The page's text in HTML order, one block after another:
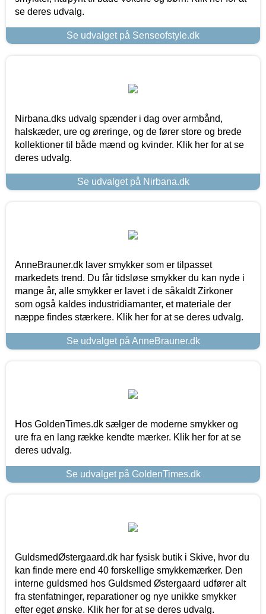
se deres udvalg.
Se udvalget på Senseofstyle.dk
Nirbana.dks udvalg spænder i dag over armbånd,
halskæder, ure og øreringe, og de fører store og brede
kollektioner til både mænd og kvinder. Klik her for at se
deres udvalg.
Se udvalget på Nirbana.dk
AnneBrauner.dk laver smykker som er tilpasset
markedets trend. Du får tidsløse smykker du kan nyde i
mange år, alle smykker er lavet i de såkaldt Zirkoner
som også kaldes industridiamanter, et materiale der
næppe findes stærkere. Klik her for at se deres udvalg.
Se udvalget på AnneBrauner.dk
Hos GoldenTimes.dk sælger de moderne smykker og
ure fra en lang række kendte mærker. Klik her for at se
deres udvalg.
Se udvalget på GoldenTimes.dk
GuldsmedØstergaard.dk har fysisk butik i Skive, hvor du
kan finde mere end 40 forskellige smykkemærker. Den
interne guldsmed hos Guldsmed Østergaard udfører alt
fra stenfatninger, reparationer og nye unikke smykker
efter eget ønske. Klik her for at se deres udvalg.